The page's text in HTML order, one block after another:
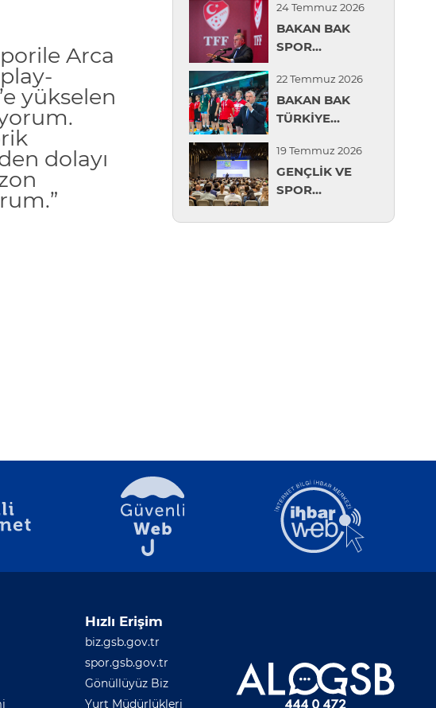
ile Arca
play-
yükselen
dolayı
MİLLİ KADIN
VOLEYBOL
TAKIMI’NA
24 Temmuz 2026
BAKAN BAK
SPOR
DEĞERLENDİRME
TOPLANTISI'NDA
KONUŞTU
22 Temmuz 2026
BAKAN BAK
TÜRKİYE
GÜREŞ
ŞAMPİYONASI'NI
İZLEDİ
19 Temmuz 2026
GENÇLİK VE
SPOR
AVRUPA SPOR
Hızlı Erişim
biz.gsb.gov.tr
spor.gsb.gov.tr
Gönüllüyüz Biz
Yurt Müdürlükleri